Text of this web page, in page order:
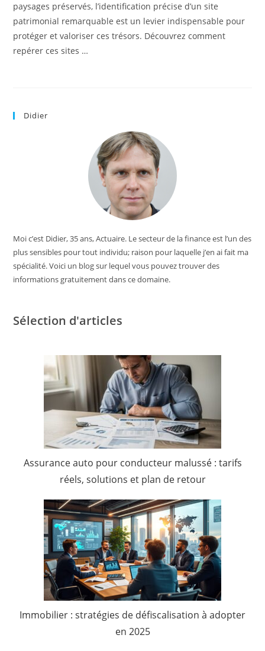
paysages préservés, l’identification précise d’un site
patrimonial remarquable est un levier indispensable pour
protéger et valoriser ces trésors. Découvrez comment
repérer ces sites …
Didier
Moi c’est Didier, 35 ans, Actuaire. Le secteur de la finance est l’un des
plus sensibles pour tout individu; raison pour laquelle j’en ai fait ma
spécialité. Voici un blog sur lequel vous pouvez trouver des
informations gratuitement dans ce domaine.
Sélection d'articles
Assurance auto pour conducteur malussé : tarifs
réels, solutions et plan de retour
Immobilier : stratégies de défiscalisation à adopter
en 2025